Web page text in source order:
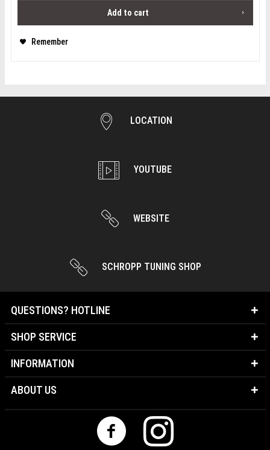
Add to cart
Remember
LOCATION
YOUTUBE
WEBSITE
SCHROPP TUNING SHOP
QUESTIONS? HOTLINE
SHOP SERVICE
INFORMATION
ABOUT US